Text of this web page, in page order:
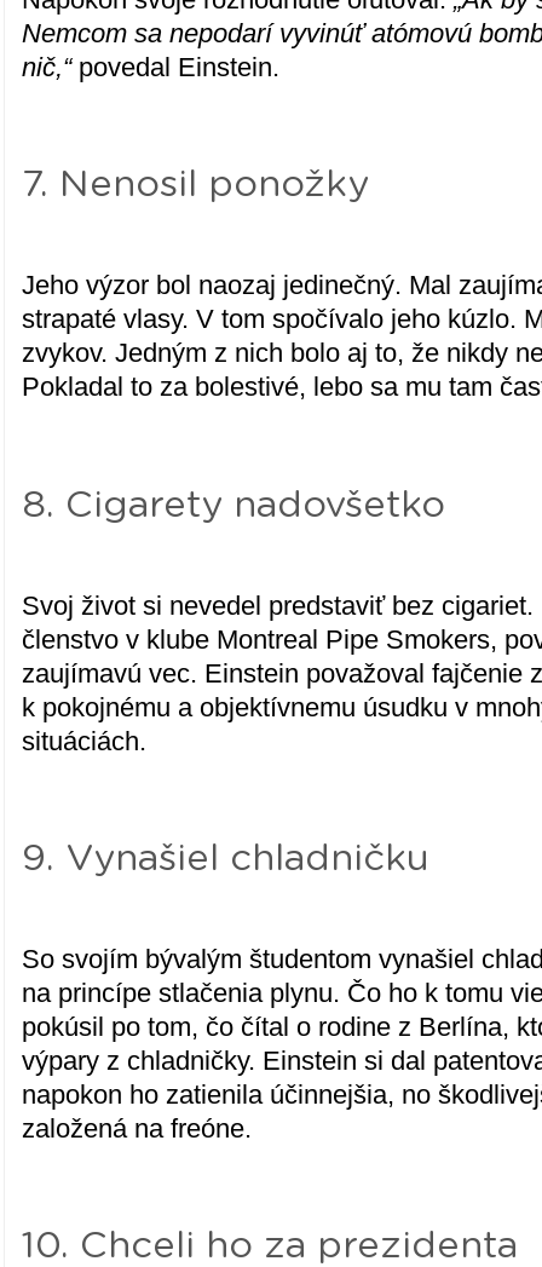
Nemcom sa nepodarí vyvinúť atómovú
nič,“povedal Einstein.
7. Nenosil ponožky
Jeho výzor bol naozaj jedinečný. Mal
strapaté vlasy. V tom spočívalo jeho kúzlo.
zvykov. Jedným z nich bolo aj to, že nikdy
Pokladal to za bolestivé, lebo sa mu tam
8. Cigarety nadovšetko
Svoj život si nevedel predstaviť bez
členstvo v klube Montreal Pipe Smokers,
zaujímavú vec. Einstein považoval fajčenie
k pokojnému a objektívnemu úsudku v
situáciách.
9. Vynašiel chladničku
So svojím bývalým študentom vynašiel
na princípe stlačenia plynu. Čo ho k tomu
pokúsil po tom, čo čítal o rodine z Berlína,
výpary z chladničky. Einstein si dal
napokon ho zatienila účinnejšia, no
založená na freóne.
10. Chceli ho za prezidenta